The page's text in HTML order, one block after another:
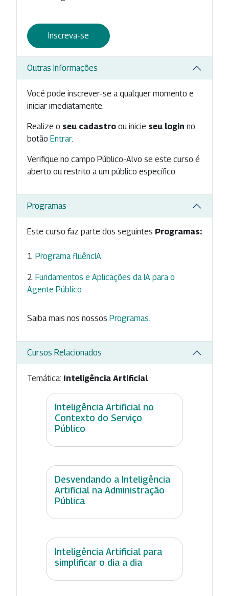
Inscreva-se
Outras Informações
Você pode inscrever-se a qualquer momento e
iniciar imediatamente.
Realize o seu cadastro ou inicie seu login no
botão Entrar.
Verifique no campo Público-Alvo se este curso é
aberto ou restrito a um público específico.
Programas
Este curso faz parte dos seguintes Programas:
Programa fluêncIA
Fundamentos e Aplicações da IA para o
Agente Público
Saiba mais nos nossos Programas
Cursos Relacionados
Temática: Inteligência Artificial
Inteligência Artificial no
Contexto do Serviço
Público
Desvendando a Inteligência
Artificial na Administração
Pública
Inteligência Artificial para
simplificar o dia a dia